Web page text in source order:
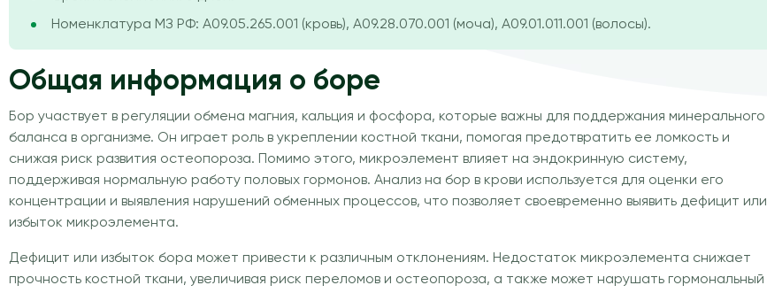
Номенклатура МЗ РФ: A09.05.265.001 (кровь), A09.28.070.001 (моча), A09.01.011.001 (волосы).
Общая информация о боре
Бор участвует в регуляции обмена магния, кальция и фосфора, которые важны для поддержания минерального
баланса в организме. Он играет роль в укреплении костной ткани, помогая предотвратить ее ломкость и
снижая риск развития остеопороза. Помимо этого, микроэлемент влияет на эндокринную систему,
поддерживая нормальную работу половых гормонов. Анализ на бор в крови используется для оценки его
концентрации и выявления нарушений обменных процессов, что позволяет своевременно выявить дефицит или
избыток микроэлемента.
Дефицит или избыток бора может привести к различным отклонениям. Недостаток микроэлемента снижает
прочность костной ткани, увеличивая риск переломов и остеопороза, а также может нарушать гормональный